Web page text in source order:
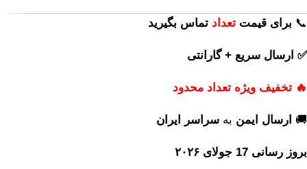
📞 برای قیمت تعداد تماس بگیرید
✅ ارسال سریع + گارانتی
🔥 تخفیف ویژه تعداد محدود
🚚 ارسال ایمن به سراسر ایران
بروز رسانی 17 جولای ۲۰۲۶